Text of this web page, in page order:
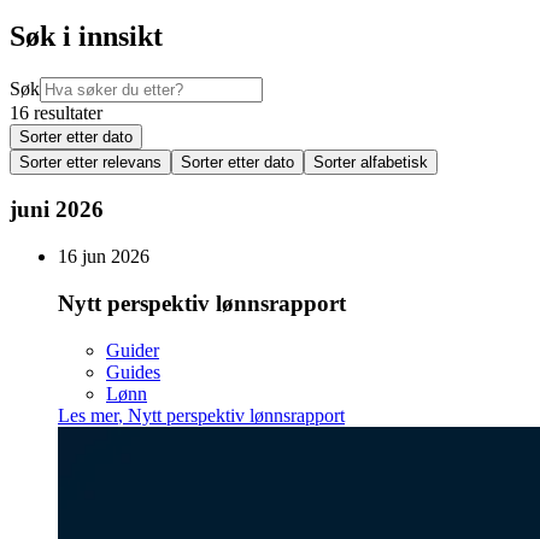
Søk i innsikt
Søk
16 resultater
Sorter etter dato
Sorter etter relevans
Sorter etter dato Sorter alfabetisk
juni 2026
16 jun 2026
Nytt perspektiv lønnsrapport
Guider
Guides
Lønn
Les mer, Nytt perspektiv lønnsrapport